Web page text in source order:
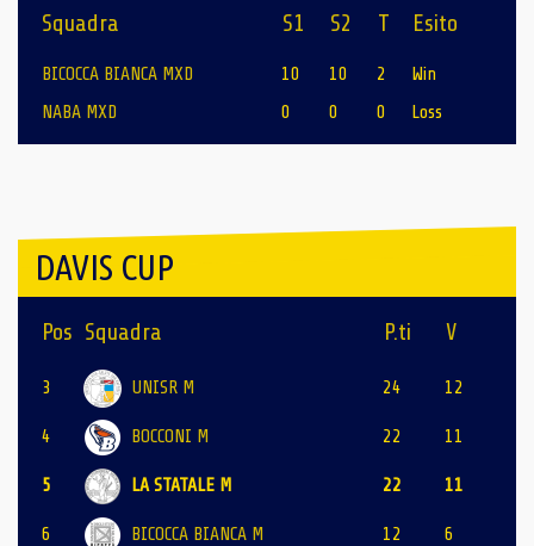
Squadra S1 S2 T Esito
BICOCCA BIANCA MXD 10 10 2
Win
NABA MXD
0 0 0 Loss
DAVIS CUP
Pos Squadra P.ti V
3 UNISR M 24 12
4 BOCCONI M 22 11
5 LA STATALE M 22 11
6 BICOCCA BIANCA M 12 6